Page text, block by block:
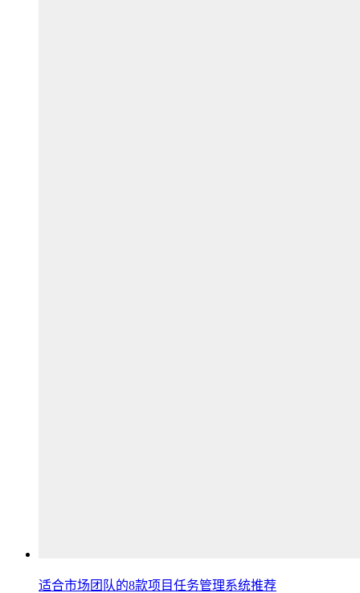
适合市场团队的8款项目任务管理系统推荐